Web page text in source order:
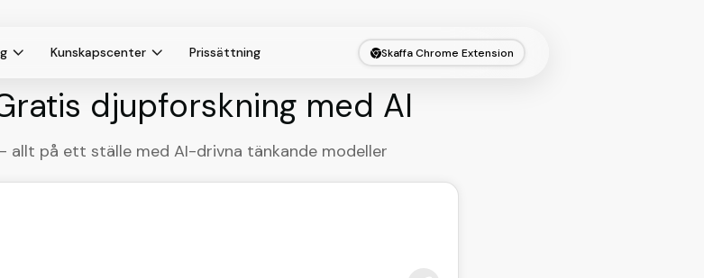
Kunskapscenter Prissättning Skaffa Chrome Extension
djupforskning med AI
allt på ett ställe med AI-drivna tänkande modeller